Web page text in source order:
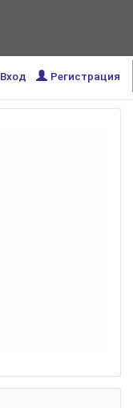
Регистрация
Вход